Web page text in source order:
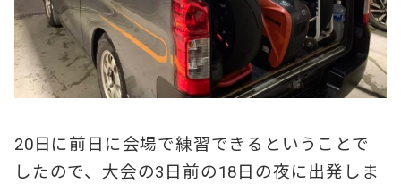
20日に前日に会場で練習できるということで
したので、大会の3日前の18日の夜に出発しま